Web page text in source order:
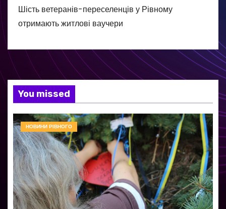
Шість ветеранів-переселенців у Рівному
отримають житлові ваучери
You missed
НОВИНИ РІВНОГО